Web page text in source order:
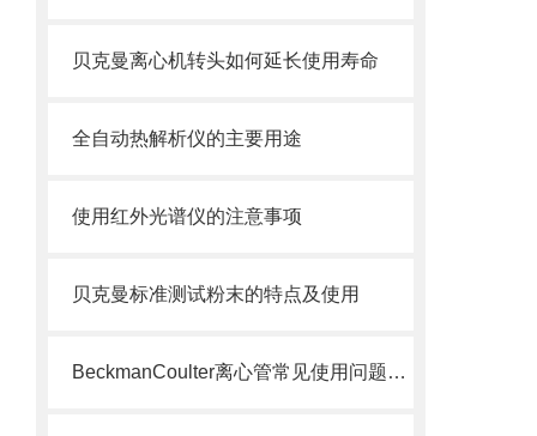
贝克曼离心机转头如何延长使用寿命
全自动热解析仪的主要用途
使用红外光谱仪的注意事项
贝克曼标准测试粉末的特点及使用
BeckmanCoulter离心管常见使用问题解答，收藏起来！